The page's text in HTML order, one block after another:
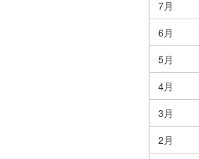
7月
6月
5月
4月
3月
2月